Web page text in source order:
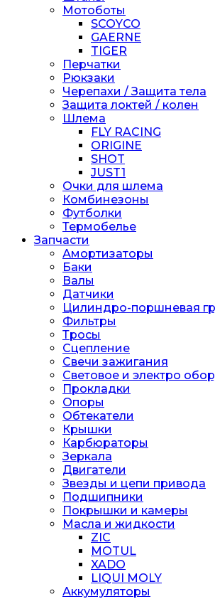
Мотоботы
SCOYCO
GAERNE
TIGER
Перчатки
Рюкзаки
Черепахи / Защита тела
Защита локтей / колен
Шлема
FLY RACING
ORIGINE
SHOT
JUST1
Очки для шлема
Комбинезоны
Футболки
Термобелье
Запчасти
Амортизаторы
Баки
Валы
Датчики
Цилиндро-поршневая
Фильтры
Тросы
Сцепление
Свечи зажигания
Световое и электро
Прокладки
Опоры
Обтекатели
Крышки
Карбюраторы
Зеркала
Двигатели
Звезды и цепи привода
Подшипники
Покрышки и камеры
Масла и жидкости
ZIC
MOTUL
XADO
LIQUI MOLY
Аккумуляторы